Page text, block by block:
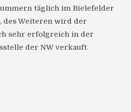
täglich im Bielefelder
des Weiteren wird der
sehr erfolgreich in der
der NW verkauft.